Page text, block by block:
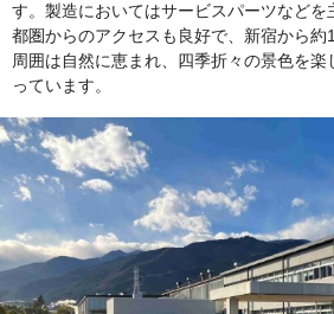
す。製造においてはサービスパーツなど
都圏からのアクセスも良好で、新宿から約
周囲は自然に恵まれ、四季折々の景色を楽
っています。